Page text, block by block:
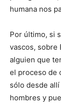
humana nos
Por último, si
vascos, sobre
alguien que
el proceso de
sólo desde
hombres y